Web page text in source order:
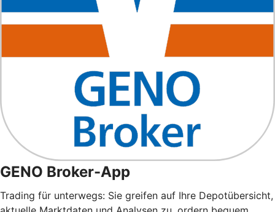
GENO Broker-App
Trading für unterwegs: Sie greifen auf Ihre Depotübersicht,